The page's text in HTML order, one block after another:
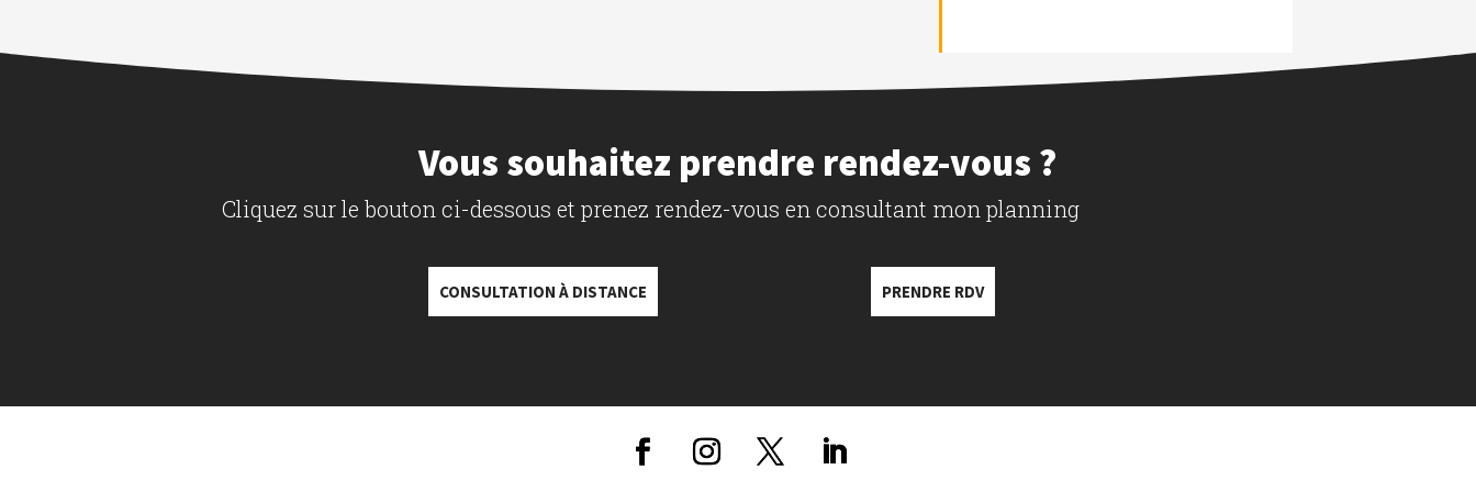
Vous souhaitez prendre rendez-vous ?
Cliquez sur le bouton ci-dessous et prenez rendez-vous en consultant mon planning
CONSULTATION À DISTANCE PRENDRE RDV